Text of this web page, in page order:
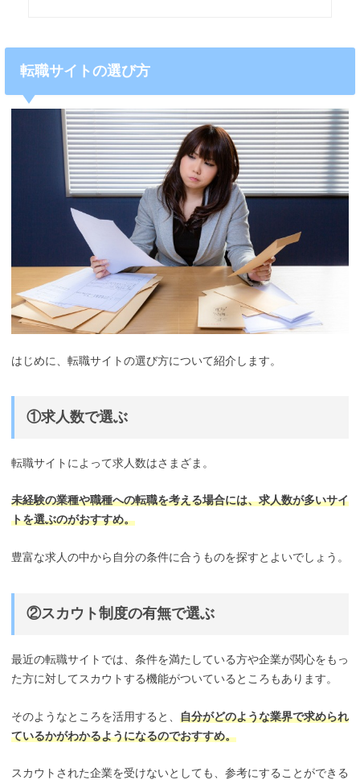
転職サイトの選び方
はじめに、転職サイトの選び方について紹介します。
①求人数で選ぶ
転職サイトによって求人数はさまざま。
未経験の業種や職種への転職を考える場合には、求人数が多いサイ
トを選ぶのがおすすめ。
豊富な求人の中から自分の条件に合うものを探すとよいでしょう。
②スカウト制度の有無で選ぶ
最近の転職サイトでは、条件を満たしている方や企業が関心をもっ
た方に対してスカウトする機能がついているところもあります。
そのようなところを活用すると、 自分がどのような業界で求められ
ているかがわかるようになるのでおすすめ。
スカウトされた企業を受けないとしても、参考にすることができる